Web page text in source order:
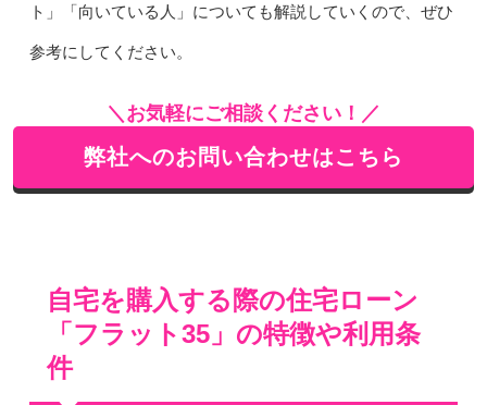
ト」「向いている人」についても解説していくので、ぜひ
参考にしてください。
＼お気軽にご相談ください！／
弊社へのお問い合わせはこちら
自宅を購入する際の住宅ローン
「フラット35」の特徴や利用条
件